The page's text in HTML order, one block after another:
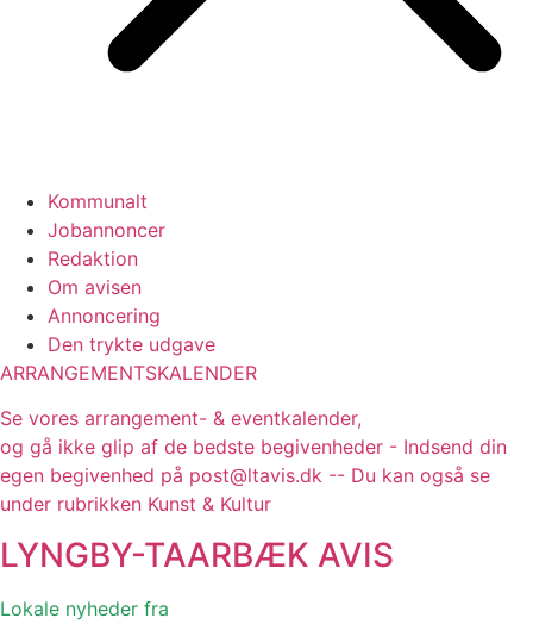
Kommunalt
Jobannoncer
Redaktion
Om avisen
Annoncering
Den trykte udgave
ARRANGEMENTSKALENDER
Se vores arrangement- & eventkalender,
og gå ikke glip af de bedste begivenheder - Indsend din
egen begivenhed på post@ltavis.dk -- Du kan også se
under rubrikken Kunst & Kultur
LYNGBY-TAARBÆK AVIS
Lokale nyheder fra